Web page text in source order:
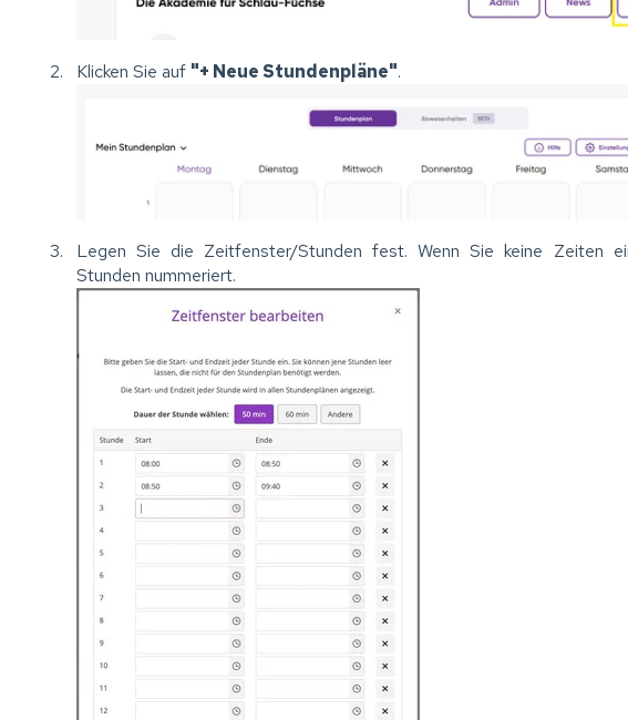
Klicken Sie auf "+ Neue Stundenpläne".
Legen Sie die Zeitfenster/Stunden fest. Wenn Sie keine Zeiten
Stunden nummeriert.